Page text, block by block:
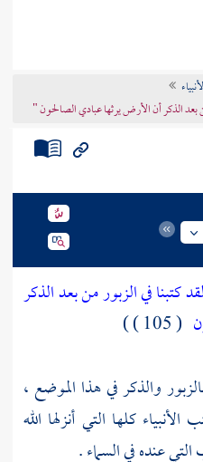
بعد الذكر أن الأرض يرثها عبادي الصالحون "
كتبنا في الزبور من بعد الذكر
( 105 ) )
والذكر في هذا الموضع ،
كلها التي أنزلها الله
عنده في السماء .